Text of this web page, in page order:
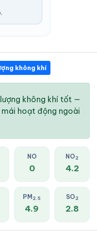
09:00 AM
0 %
Mây đen u ám
không khí
không khí tốt —
hoạt động ngoài
NO
0
NO2
4.2
PM 2.5
4.9
SO2
2.8